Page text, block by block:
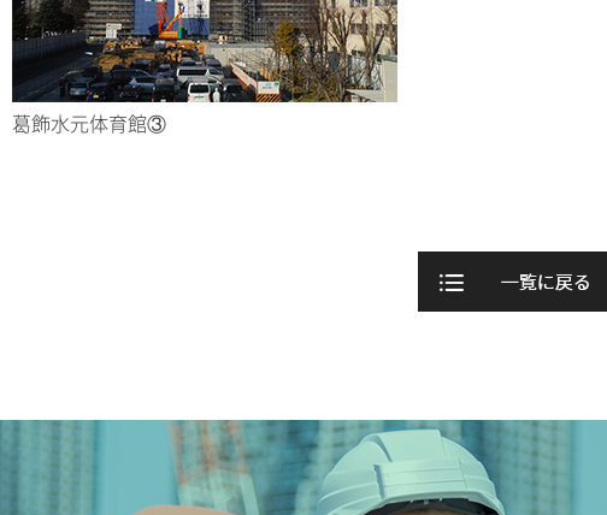
葛飾水元体育館③